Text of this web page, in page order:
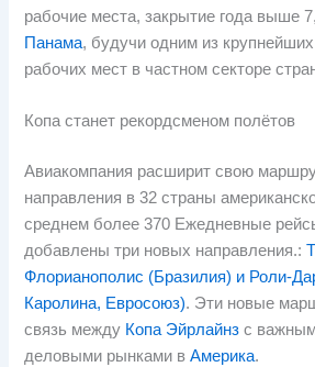
рабочие места, закрытие года выше
Панама, будучи одним из крупнейших
рабочих мест в частном секторе
Копа станет рекордсменом полётов
Авиакомпания расширит свою
направления в 32 страны
среднем более 370 Ежедневные
добавлены три новых направления.:
Флорианополис (Бразилия) и Роли-
Каролина, Евросоюз). Эти новые
связь между Копа Эйрлайнз с
деловыми рынками вАмерика.